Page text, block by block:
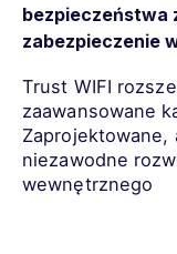
bezpieczeństwa
zabezpieczenie
Trust WIFI
zaawansowane
Zaprojektowane,
niezawodne
wewnętrznego